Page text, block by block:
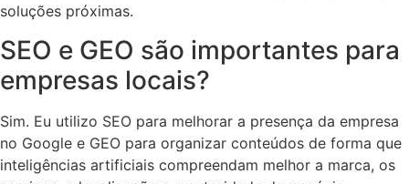
soluções próximas.
SEO e GEO são importantes para
empresas locais?
Sim. Eu utilizo SEO para melhorar a presença da empresa
no Google e GEO para organizar conteúdos de forma que
inteligências artificiais compreendam melhor a marca, os